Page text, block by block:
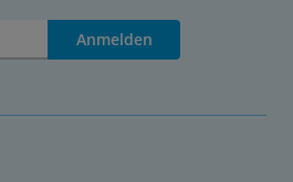
Anmelden